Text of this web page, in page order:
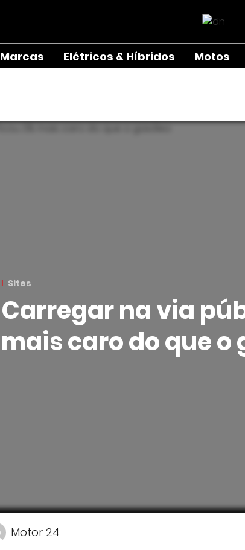
Marcas Elétricos & Híbridos Motos
Sites
Carregar na via
mais caro do que o
Motor 24